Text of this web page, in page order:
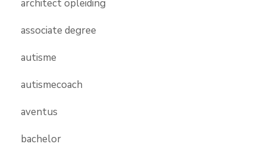
architect opleiding
associate degree
autisme
autismecoach
aventus
bachelor